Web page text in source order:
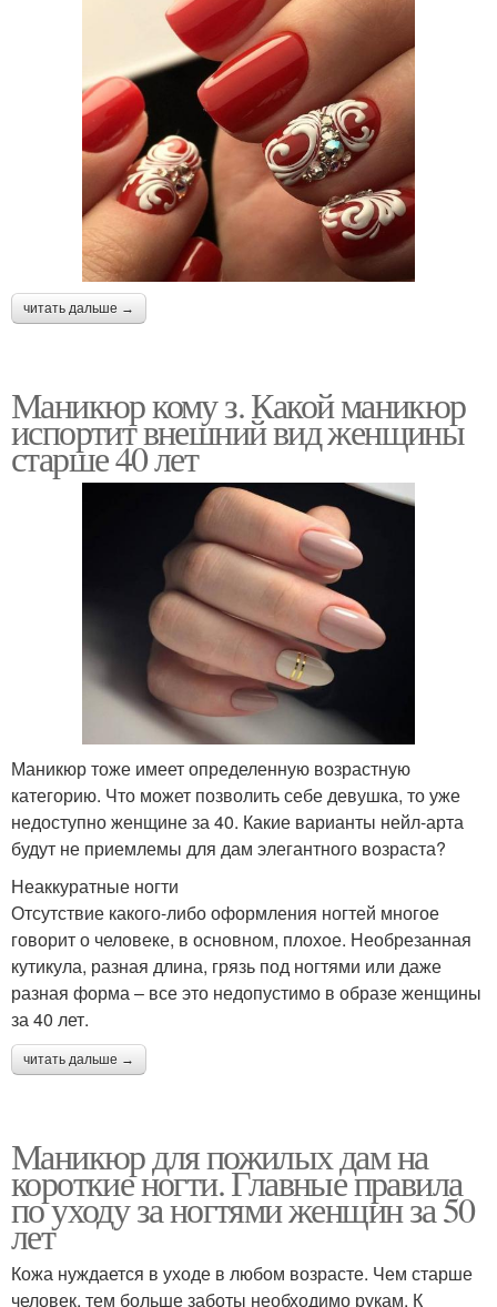
читать дальше →
Маникюр кому з. Какой маникюр
испортит внешний вид женщины
старше 40 лет
Маникюр тоже имеет определенную возрастную
категорию. Что может позволить себе девушка, то уже
недоступно женщине за 40. Какие варианты нейл-арта
будут не приемлемы для дам элегантного возраста?
Неаккуратные ногти
Отсутствие какого-либо оформления ногтей многое
говорит о человеке, в основном, плохое. Необрезанная
кутикула, разная длина, грязь под ногтями или даже
разная форма – все это недопустимо в образе женщины
за 40 лет.
читать дальше →
Маникюр для пожилых дам на
короткие ногти. Главные правила
по уходу за ногтями женщин за 50
лет
Кожа нуждается в уходе в любом возрасте. Чем старше
человек, тем больше заботы необходимо рукам. К